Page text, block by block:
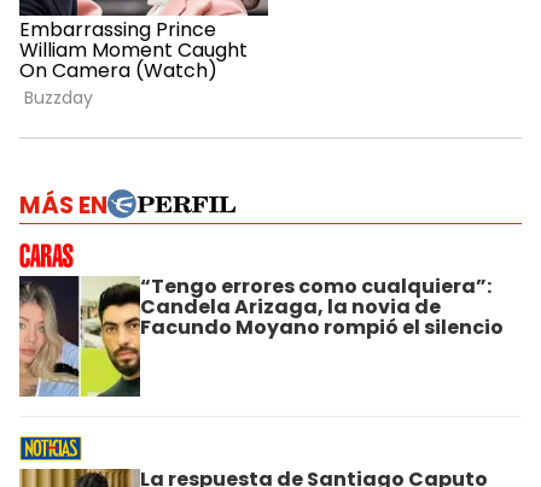
MÁS EN
“Tengo errores como cualquiera”:
Candela Arizaga, la novia de
Facundo Moyano rompió el silencio
La respuesta de Santiago Caputo